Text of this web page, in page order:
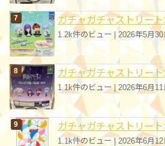
ガチャガチャストリー
1.2k件のビュー | 2026年5月
ガチャガチャストリー
1.1k件のビュー| 2026年6月
ガチャガチャストリー
1.1k件のビュー| 2026年6月